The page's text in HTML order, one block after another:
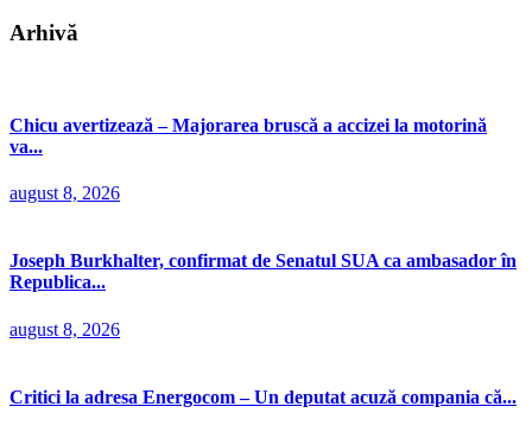
Arhivă
Chicu avertizează – Majorarea bruscă a accizei la motorină
va...
august 8, 2026
Joseph Burkhalter, confirmat de Senatul SUA ca ambasador în
Republica...
august 8, 2026
Critici la adresa Energocom – Un deputat acuză compania că...